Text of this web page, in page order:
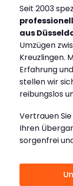
Seit 2003
aus
Umzügen
Kreuzlingen.
Erfahrung
stellen wir
reibungslos
Vertrauen
Ihren
sorgenfrei